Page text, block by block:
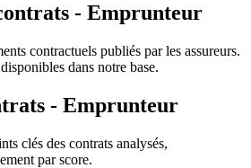
- Emprunteur
contractuels publiés par les assureurs.
disponibles dans notre base.
- Emprunteur
clés des contrats analysés,
par score.